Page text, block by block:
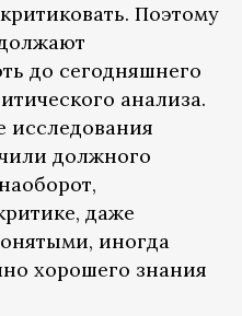
Поэтому
до сегодняшнего
анализа.
исследования
должного
даже
иногда
хорошего знания